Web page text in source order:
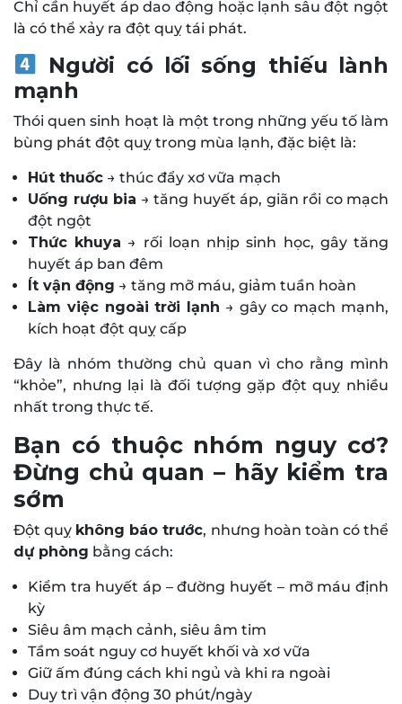
Chỉ cần huyết áp dao động hoặc lạnh sâu đột ngột
là có thể xảy ra đột quỵ tái phát.
Người có lối sống thiếu lành
mạnh
Thói quen sinh hoạt là một trong những yếu tố làm
bùng phát đột quỵ trong mùa lạnh, đặc biệt là:
Hút thuốc → thúc đẩy xơ vữa mạch
Uống rượu bia → tăng huyết áp, giãn rồi co mạch
đột ngột
Thức khuya → rối loạn nhịp sinh học, gây tăng
huyết áp ban đêm
Ít vận động → tăng mỡ máu, giảm tuần hoàn
Làm việc ngoài trời lạnh → gây co mạch mạnh,
kích hoạt đột quỵ cấp
Đây là nhóm thường chủ quan vì cho rằng mình
“khỏe”, nhưng lại là đối tượng gặp đột quỵ nhiều
nhất trong thực tế.
Bạn có thuộc nhóm nguy cơ?
Đừng chủ quan – hãy kiểm tra
sớm
Đột quỵ không báo trước, nhưng hoàn toàn có thể
dự phòng bằng cách:
Kiểm tra huyết áp – đường huyết – mỡ máu định
kỳ
Siêu âm mạch cảnh, siêu âm tim
Tầm soát nguy cơ huyết khối và xơ vữa
Giữ ấm đúng cách khi ngủ và khi ra ngoài
Duy trì vận động 30 phút/ngày